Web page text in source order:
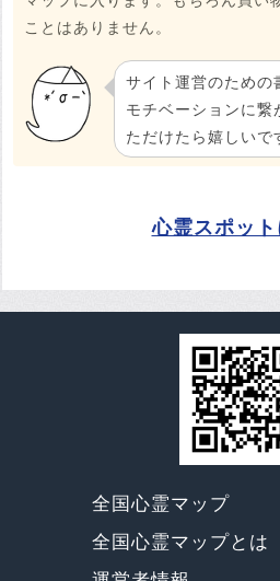
ことはありません。
サイト運営のための
モチベーションに繋
ただけたら嬉しいで
心霊スポッ
全国心霊マップ
全国心霊マップとは